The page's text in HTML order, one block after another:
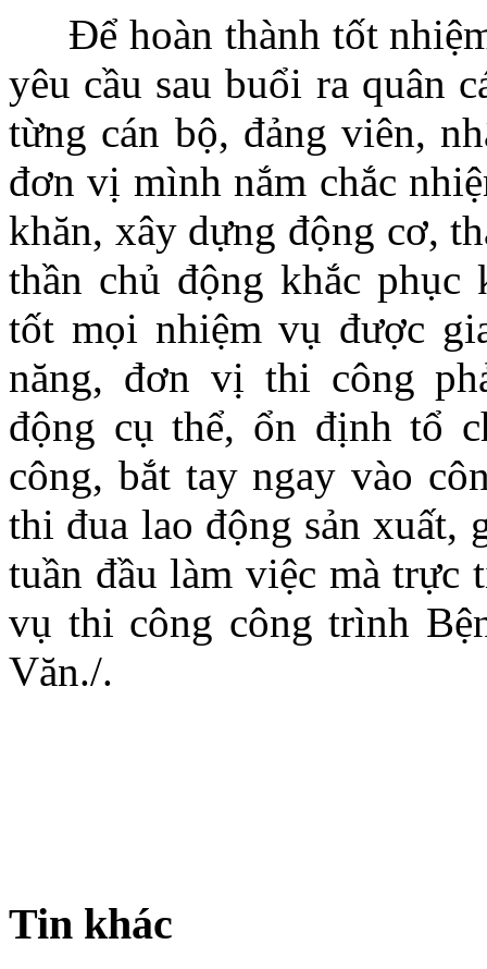
Để hoàn thành tốt
yêu cầu sau buổi ra quân
từng cán bộ, đảng viên,
đơn vị mình nắm chắc
khăn, xây dựng động cơ,
thần chủ động khắc phục
tốt mọi nhiệm vụ được
năng, đơn vị thi công
động cụ thể, ổn định tổ
công, bắt tay ngay vào
thi đua lao động sản xuất,
tuần đầu làm việc mà trực
vụ thi công công trình
Văn./.
Tin khác